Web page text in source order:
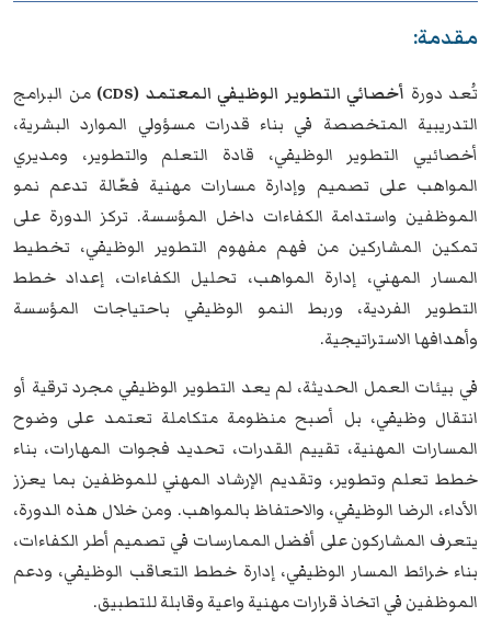
مقدمة:
تُعد دورة أخصائي التطوير الوظيفي المعتمد (CDS)
من البرامج
التدريبية المتخصصة في بناء قدرات مسؤولي الموارد البشرية،
أخصائيي التطوير الوظيفي، قادة التعلم والتطوير، ومديري
المواهب على تصميم وإدارة مسارات مهنية فعّالة تدعم نمو
الموظفين واستدامة الكفاءات داخل المؤسسة. تركز الدورة على
تمكين المشاركين من فهم مفهوم التطوير الوظيفي، تخطيط
المسار المهني، إدارة المواهب، تحليل الكفاءات، إعداد خطط
التطوير الفردية، وربط النمو الوظيفي باحتياجات المؤسسة
وأهدافها الاستراتيجية.
في بيئات العمل الحديثة، لم يعد التطوير الوظيفي مجرد ترقية أو
انتقال وظيفي، بل أصبح منظومة متكاملة تعتمد على وضوح
المسارات المهنية، تقييم القدرات، تحديد فجوات المهارات، بناء
خطط تعلم وتطوير، وتقديم الإرشاد المهني للموظفين بما يعزز
الأداء، الرضا الوظيفي، والاحتفاظ بالمواهب. ومن خلال هذه الدورة،
يتعرف المشاركون على أفضل الممارسات في تصميم أطر الكفاءات،
بناء خرائط المسار الوظيفي، إدارة خطط التعاقب الوظيفي، ودعم
الموظفين في اتخاذ قرارات مهنية واعية وقابلة للتطبيق.